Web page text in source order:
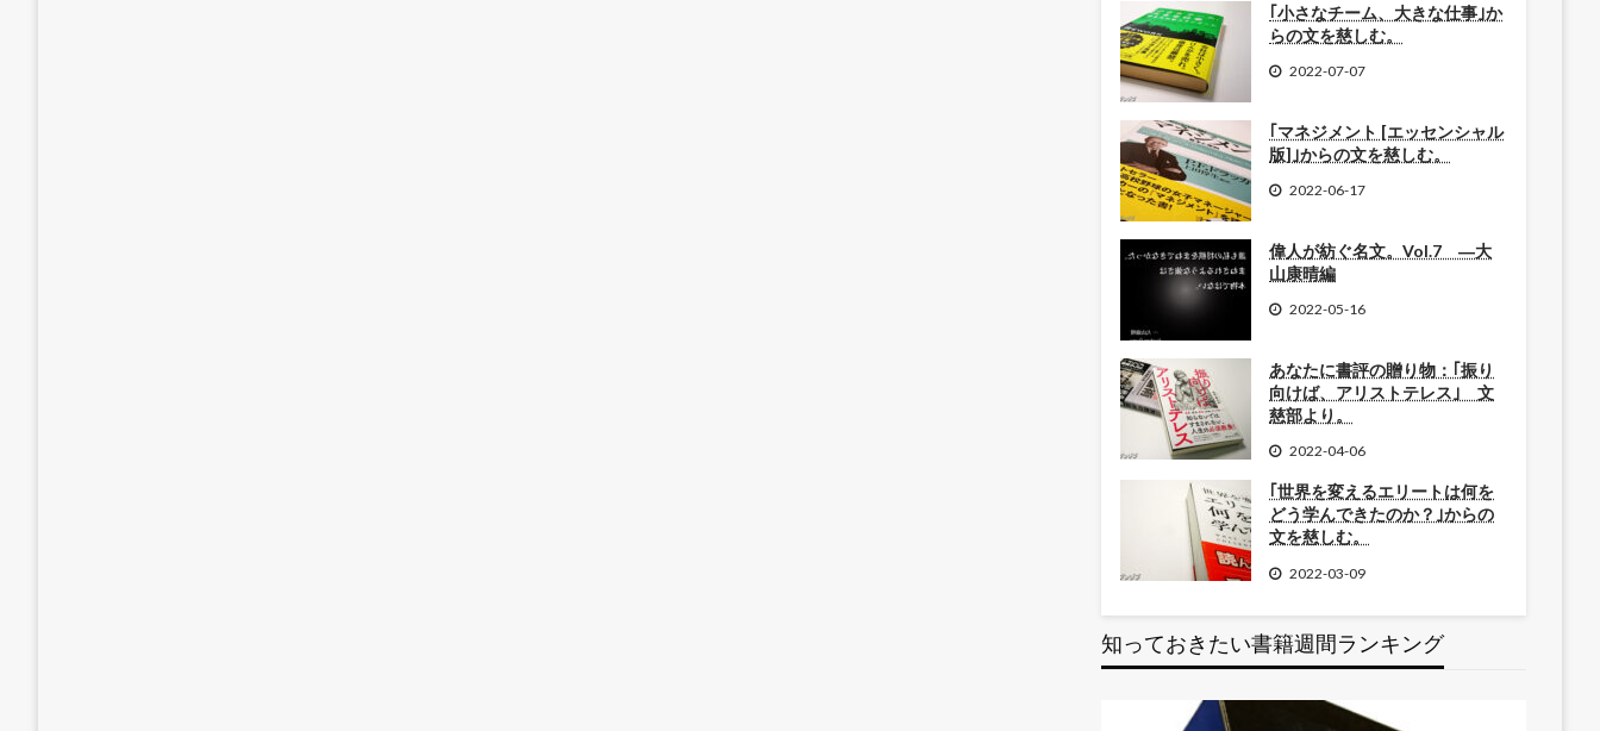
｢小さなチーム、大きな仕事｣か
らの文を慈しむ。
2022-07-07
｢マネジメント [エッセンシャル
版]｣からの文を慈しむ。
2022-06-17
偉人が紡ぐ名文。Vol.7 ―大
山康晴編
2022-05-16
あなたに書評の贈り物：｢振り
向けば、アリストテレス｣ 文
慈部より。
2022-04-06
｢世界を変えるエリートは何を
どう学んできたのか？｣からの
文を慈しむ。
2022-03-09
知っておきたい書籍週間ランキング